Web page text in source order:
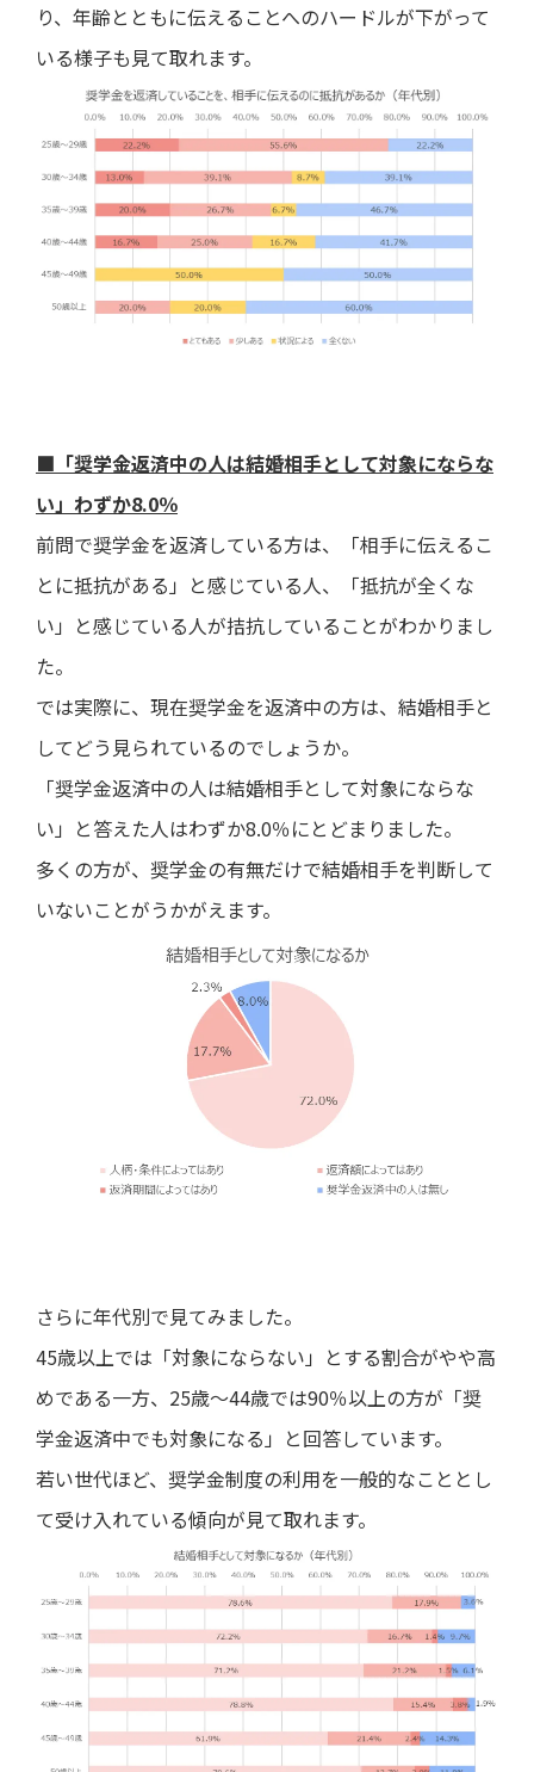
り、年齢とともに伝えることへのハードルが下がって
いる様子も見て取れます。
■「奨学金返済中の人は結婚相手として対象にならな
い」わずか8.0％
前問で奨学金を返済している方は、「相手に伝えるこ
とに抵抗がある」と感じている人、「抵抗が全くな
い」と感じている人が拮抗していることがわかりまし
た。
では実際に、現在奨学金を返済中の方は、結婚相手と
してどう見られているのでしょうか。
「奨学金返済中の人は結婚相手として対象にならな
い」と答えた人はわずか8.0％にとどまりました。
多くの方が、奨学金の有無だけで結婚相手を判断して
いないことがうかがえます。
さらに年代別で見てみました。
45歳以上では「対象にならない」とする割合がやや高
めである一方、25歳～44歳では90％以上の方が「奨
学金返済中でも対象になる」と回答しています。
若い世代ほど、奨学金制度の利用を一般的なこととし
て受け入れている傾向が見て取れます。